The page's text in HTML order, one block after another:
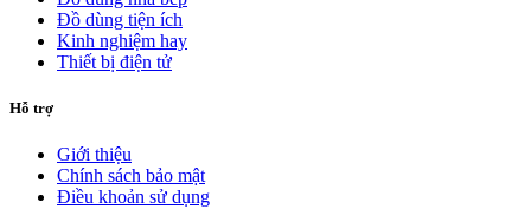
Đồ dùng tiện ích
Kinh nghiệm hay
Thiết bị điện tử
Hỗ trợ
Giới thiệu
Chính sách bảo mật
Điều khoản sử dụng